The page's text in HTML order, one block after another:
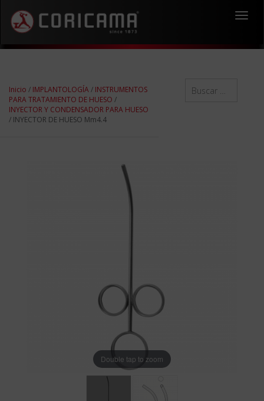
Inicio / IMPLANTOLOGÍA/ INSTRUMENTOS
PARA TRATAMIENTO DE HUESO /
INYECTOR Y CONDENSADOR PARA HUESO
/ INYECTOR DE HUESO Mm4.4
Double tap to zoom